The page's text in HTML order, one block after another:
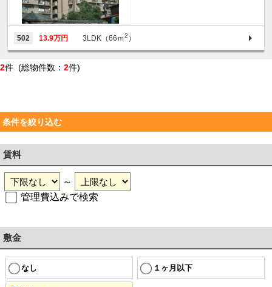
502 13.9万円 3LDK（66ｍ2 ）
2件 (総物件数： 2件)
条件を絞り込む
賃料
～
管理費込みで検索
敷金
なし １ヶ月以下